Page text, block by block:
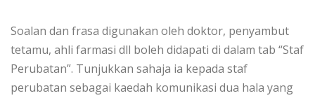
Soalan dan frasa digunakan oleh doktor, penyambut
tetamu, ahli farmasi dll boleh didapati di dalam tab “Staf
Perubatan”. Tunjukkan sahaja ia kepada staf
perubatan sebagai kaedah komunikasi dua hala yang